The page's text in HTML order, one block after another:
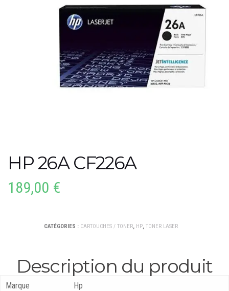
HP 26A CF226A
189,00 €
CATÉGORIES : CARTOUCHES / TONER, HP, TONER LASER
Description du produit
Marque Hp